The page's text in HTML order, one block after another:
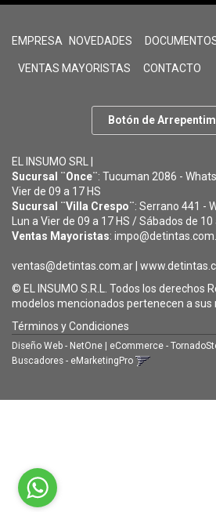
EMPRESA NOVEDADES
VENTAS MAYORISTAS CONTACTO
Botón de
EL INSUMO SRL |
Sucursal ¨Once¨: Tucuman 2086 -
Vier de 09 a 17 HS
Sucursal ¨Villa Crespo¨: Serrano 441 -
Lun a Vier de 09 a 17 HS / Sábados de 10
Ventas Mayoristas:
ventas@detintas.com.ar
© EL INSUMO S.R.L. Todos los derechos
modelos mencionados pertenecen a sus
Términos y Condiciones
Diseño Web - NetOne eCommerce -
Buscadores - eMarketingPro